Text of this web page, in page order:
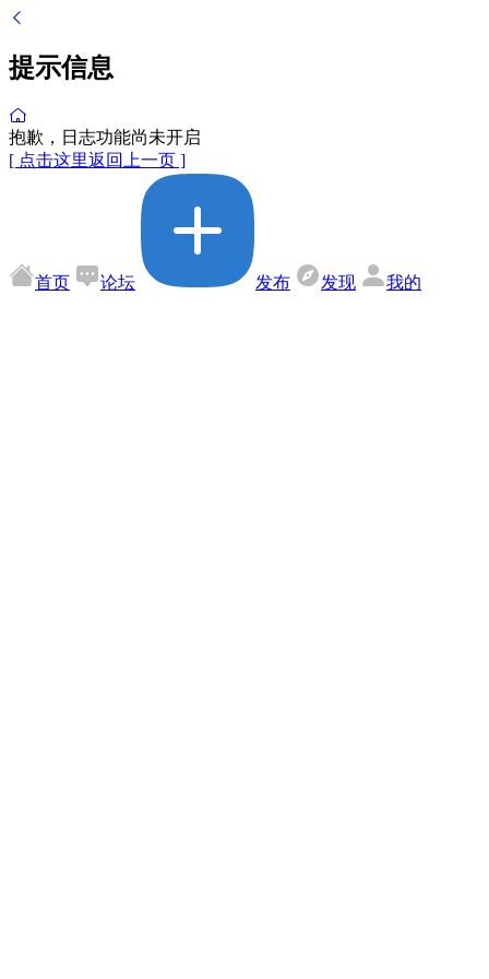
提示信息
抱歉，日志功能尚未开启
[ 点击这里返回上一页 ]
首页 论坛 发布 发现 我的